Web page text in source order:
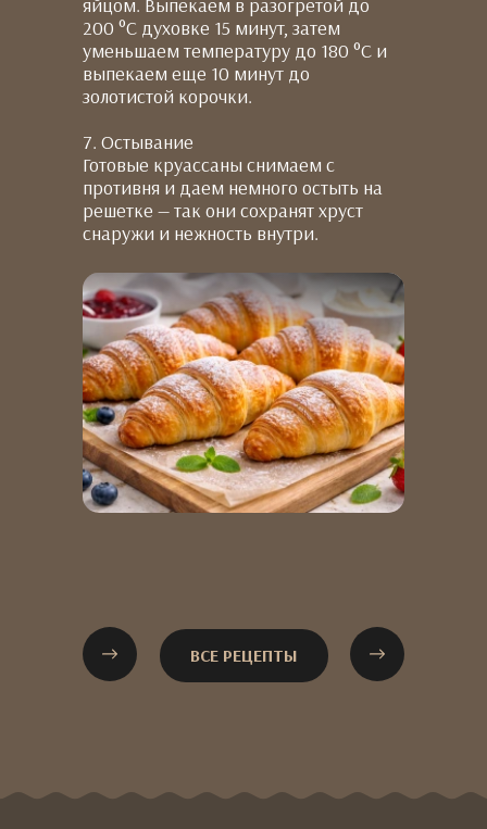
яйцом. Выпекаем в разогретой до
200 °C духовке 15 минут, затем
уменьшаем температуру до 180 °C и
выпекаем еще 10 минут до
золотистой корочки.
7. Остывание
Готовые круассаны снимаем с
противня и даем немного остыть на
решетке — так они сохранят хруст
снаружи и нежность внутри.
ВСЕ РЕЦЕПТЫ